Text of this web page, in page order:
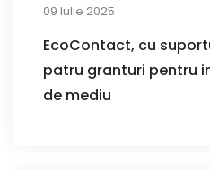
09 Iulie 2025
EcoContact, cu
patru granturi pentru
de mediu